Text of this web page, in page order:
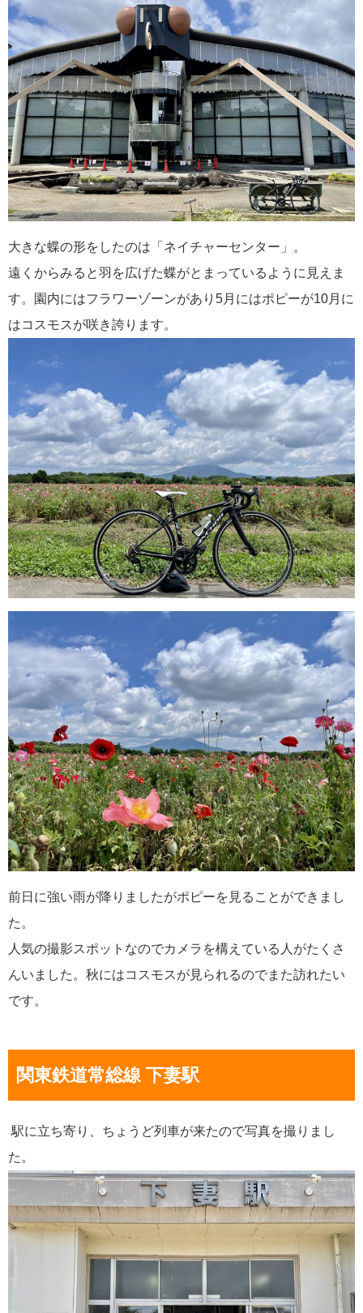
大きな蝶の形をしたのは「ネイチャーセンター」。
遠くからみると羽を広げた蝶がとまっているように見えま
す。園内にはフラワーゾーンがあり5月にはポピーが10月に
はコスモスが咲き誇ります。
前日に強い雨が降りましたがポピーを見ることができまし
た。
人気の撮影スポットなのでカメラを構えている人がたくさ
んいました。秋にはコスモスが見られるのでまた訪れたい
です。
関東鉄道常総線 下妻駅
駅に立ち寄り、ちょうど列車が来たので写真を撮りまし
た。